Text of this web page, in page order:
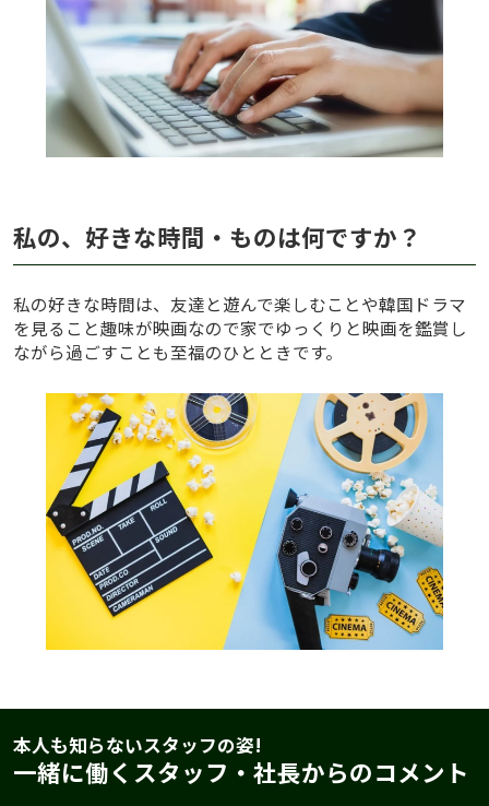
私の、好きな時間・ものは何ですか？
私の好きな時間は、友達と遊んで楽しむことや韓国ドラマ
を見ること趣味が映画なので家でゆっくりと映画を鑑賞し
ながら過ごすことも至福のひとときです。
本人も知らないスタッフの姿!
一緒に働くスタッフ・社長からのコメント